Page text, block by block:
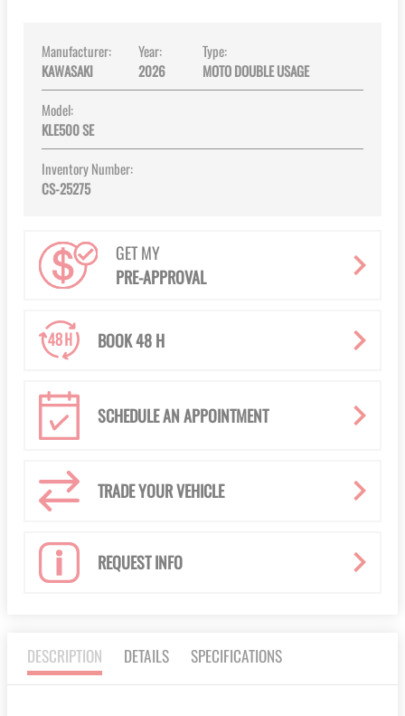
Manufacturer:
KAWASAKI
Year:
2026
Type:
MOTO DOUBLE USAGE
Model:
KLE500 SE
Inventory Number:
CS-25275
GET MY
PRE-APPROVAL
BOOK 48 H
SCHEDULE AN APPOINTMENT
TRADE YOUR VEHICLE
REQUEST INFO
DESCRIPTION DETAILS SPECIFICATIONS